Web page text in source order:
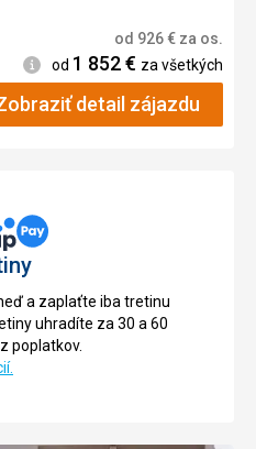
od 926€ za os.
Informácie
od 1 852€ za všetkých
detail zájazdu
a zaplaťte iba tretinu
uhradíte za 30 a 60
poplatkov.